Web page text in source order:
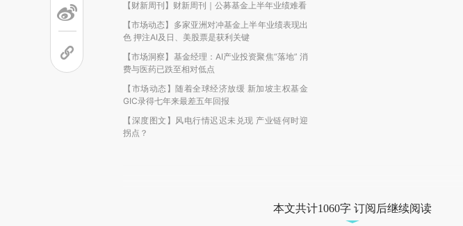
【财新周刊】财新周刊｜公募基金上半年业绩难看
【市场动态】多家亚洲对冲基金上半年业绩表现出
色 押注AI及日、美股票是获利关键
【市场洞察】基金经理：AI产业投资聚焦“落地” 消
费与医药已跌至相对低点
【市场动态】随着全球经济放缓 新加坡主权基金
GIC录得七年来最差五年回报
【深度图文】风电行情迟迟未兑现 产业链何时迎
拐点？
本文共计1060字 订阅后继续阅读